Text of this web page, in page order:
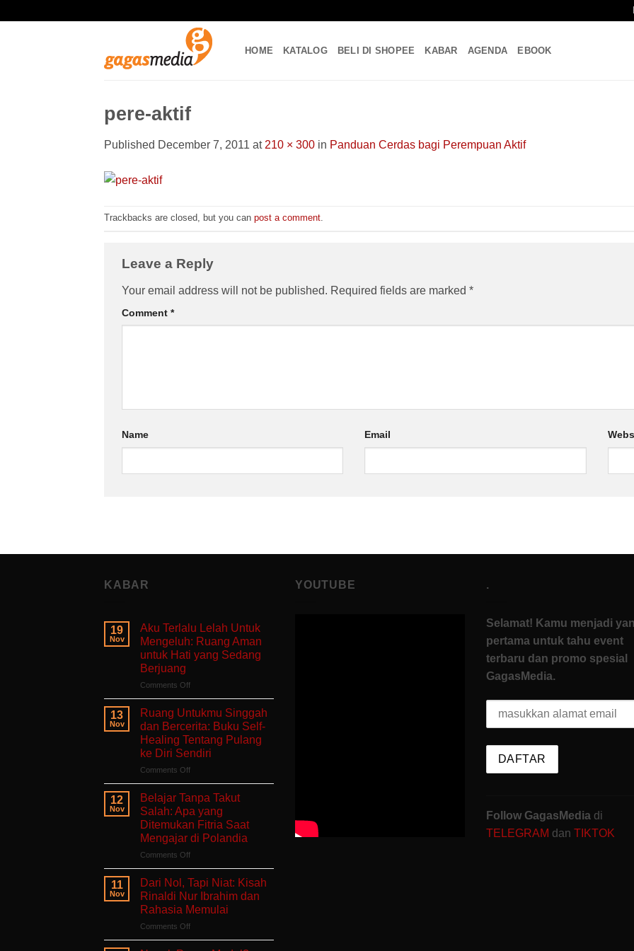
HOME KATALOG BELI DI SHOPEE KABAR AGENDA EBOOK
pere-aktif
Published December 7, 2011 at 210 × 300 in Panduan Cerdas bagi Perempuan Aktif
Trackbacks are closed, but you can post a comment.
Leave a Reply
Your email address will not be published. Required fields are marked *
Comment *
Name Email
KABAR
19
Nov
Aku Terlalu Lelah Untuk
Mengeluh: Ruang Aman
untuk Hati yang Sedang
Berjuang
Comments Offon
Terlalu
Lelah
Untuk
Mengeluh:
Ruang
Aman
yang
Sedang
Berjuang
13
Nov
Ruang Untukmu Singgah
dan Bercerita: Buku Self-
Healing Tentang Pulang
ke Diri Sendiri
Comments Offon
Untukmu
Singgah
dan
Bercerita:
Buku
Self-
Tentang
Pulang
ke
Diri
Sendiri
12
Nov
Belajar Tanpa Takut
Salah: Apa yang
Ditemukan Fitria Saat
Mengajar di Polandia
Comments Offon
Tanpa
Takut
Salah:
Apa
yang
Ditemukan
11
Nov
Dari Nol, Tapi Niat: Kisah
Rinaldi Nur Ibrahim dan
Rahasia Memulai
Comments Offon
YOUTUBE .
Selamat! Kamu menjadi
pertama untuk tahu event
terbaru dan promo spesial
GagasMedia.
Follow GagasMedia di
TELEGRAM dan TIKTOK